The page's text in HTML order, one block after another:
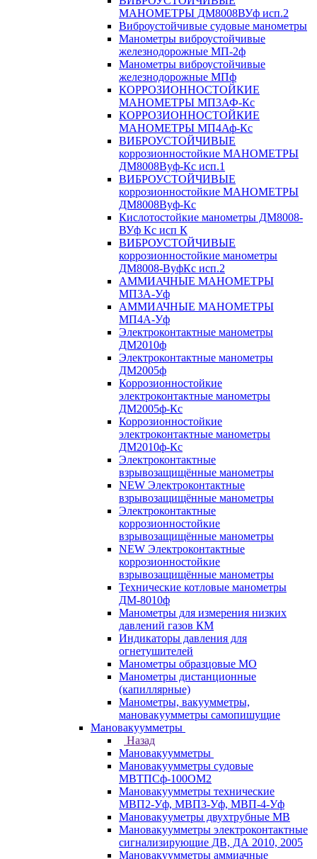
МАНОМЕТРЫ ДМ8008ВУф исп.2
Виброустойчивые судовые манометры
Манометры виброустойчивые
железнодорожные МП-2ф
Манометры виброустойчивые
железнодорожные МПф
КОРРОЗИОННОСТОЙКИЕ
МАНОМЕТРЫ МП3АФ-Кс
КОРРОЗИОННОСТОЙКИЕ
МАНОМЕТРЫ МП4Аф-Кс
ВИБРОУСТОЙЧИВЫЕ
коррозионностойкие МАНОМЕТРЫ
ДМ8008Вуф-Кс исп.1
ВИБРОУСТОЙЧИВЫЕ
коррозионностойкие МАНОМЕТРЫ
ДМ8008Вуф-Кс
Кислотостойкие манометры ДМ8008-
ВУф Кс исп К
ВИБРОУСТОЙЧИВЫЕ
коррозионностойкие манометры
ДМ8008-ВуфКс исп.2
АММИАЧНЫЕ МАНОМЕТРЫ
МП3А-Уф
АММИАЧНЫЕ МАНОМЕТРЫ
МП4А-Уф
Электроконтактные манометры
ДМ2010ф
Электроконтактные манометры
ДМ2005ф
Коррозионностойкие
электроконтактные манометры
ДМ2005ф-Кс
Коррозионностойкие
электроконтактные манометры
ДМ2010ф-Кс
Электроконтактные
взрывозащищённые манометры
NEW Электроконтактные
взрывозащищённые манометры
Электроконтактные
коррозионностойкие
взрывозащищённые манометры
NEW Электроконтактные
коррозионностойкие
взрывозащищённые манометры
Технические котловые манометры
ДМ-8010ф
Манометры для измерения низких
давлений газов КМ
Индикаторы давления для
огнетушителей
Манометры образцовые МО
Манометры дистанционные
(капиллярные)
Манометры, вакуумметры,
мановакуумметры самопишущие
Мановакуумметры
Назад
Мановакуумметры
Мановакуумметры судовые
МВТПСф-100ОМ2
Мановакуумметры технические
МВП2-Уф, МВП3-Уф, МВП-4-Уф
Мановакууметры двухтрубные МВ
Мановакуумметры электроконтактные
сигнализирующие ДВ, ДА 2010, 2005
Мановакуумметры аммиачные